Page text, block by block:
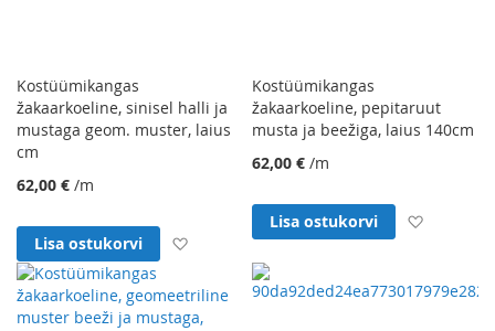
Kostüümikangas
žakaarkoeline, sinisel halli ja
mustaga geom. muster, laius
cm
62,00 € /m
Lisa ostukorvi Lisa soovinimekirja
Kostüümikangas
žakaarkoeline, pepitaruut
musta ja beežiga, laius 140cm
62,00 € /m
Lisa ostukorvi